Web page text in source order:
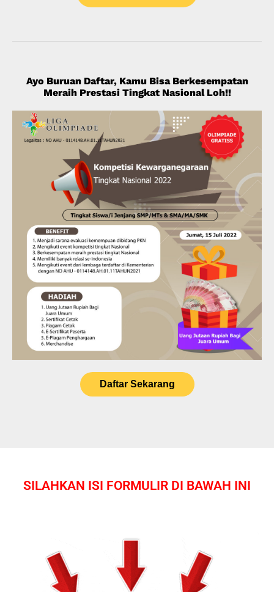
Ayo Buruan Daftar, Kamu Bisa Berkesempatan
Meraih Prestasi Tingkat Nasional Loh!!
Daftar Sekarang
SILAHKAN ISI FORMULIR DI BAWAH INI